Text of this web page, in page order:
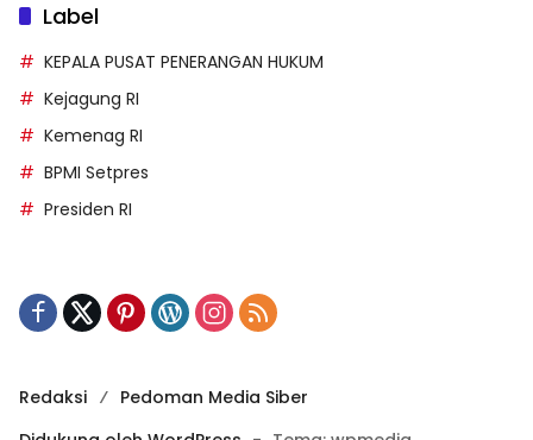
Label
KEPALA PUSAT PENERANGAN HUKUM
Kejagung RI
Kemenag RI
BPMI Setpres
Presiden RI
Redaksi
Pedoman Media Siber